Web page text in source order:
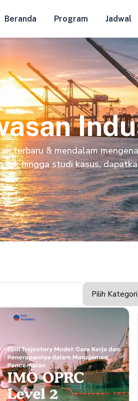
Beranda Program Jadwal
terbaru & mendalam
trik hingga studi kasus,